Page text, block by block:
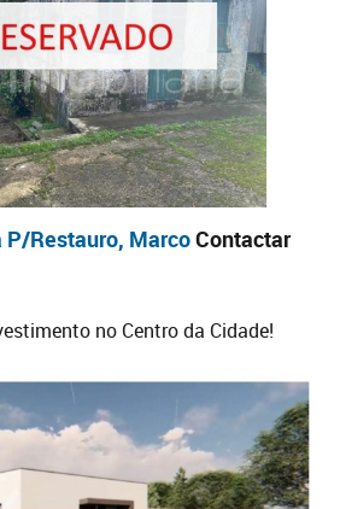
Restauro, MarcoContactar
no Centro da Cidade!